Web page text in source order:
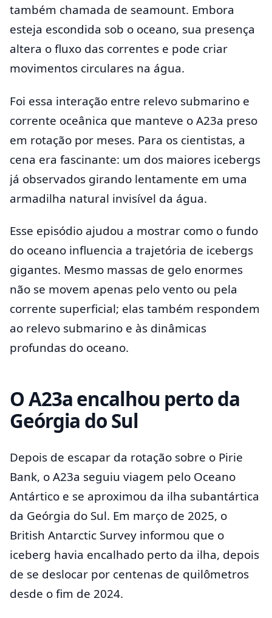
também chamada de seamount. Embora
esteja escondida sob o oceano, sua presença
altera o fluxo das correntes e pode criar
movimentos circulares na água.
Foi essa interação entre relevo submarino e
corrente oceânica que manteve o A23a preso
em rotação por meses. Para os cientistas, a
cena era fascinante: um dos maiores icebergs
já observados girando lentamente em uma
armadilha natural invisível da água.
Esse episódio ajudou a mostrar como o fundo
do oceano influencia a trajetória de icebergs
gigantes. Mesmo massas de gelo enormes
não se movem apenas pelo vento ou pela
corrente superficial; elas também respondem
ao relevo submarino e às dinâmicas
profundas do oceano.
O A23a encalhou perto da
Geórgia do Sul
Depois de escapar da rotação sobre o Pirie
Bank, o A23a seguiu viagem pelo Oceano
Antártico e se aproximou da ilha subantártica
da Geórgia do Sul. Em março de 2025, o
British Antarctic Survey informou que o
iceberg havia encalhado perto da ilha, depois
de se deslocar por centenas de quilômetros
desde o fim de 2024.